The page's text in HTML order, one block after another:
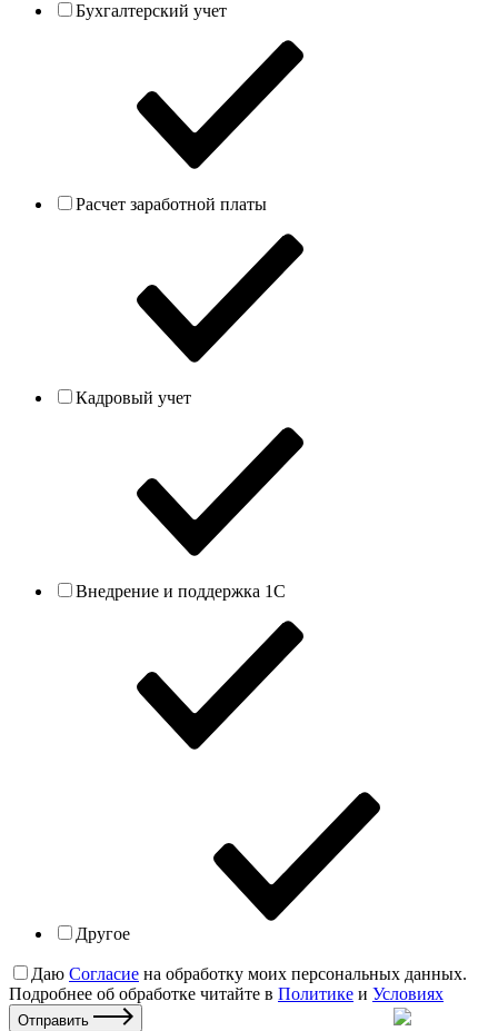
Бухгалтерский учет
Расчет заработной платы
Кадровый учет
Внедрение и поддержка 1С
Другое
Даю Согласие на обработку моих персональных данных.
Подробнее об обработке читайте в Политике и Условиях
Отправить